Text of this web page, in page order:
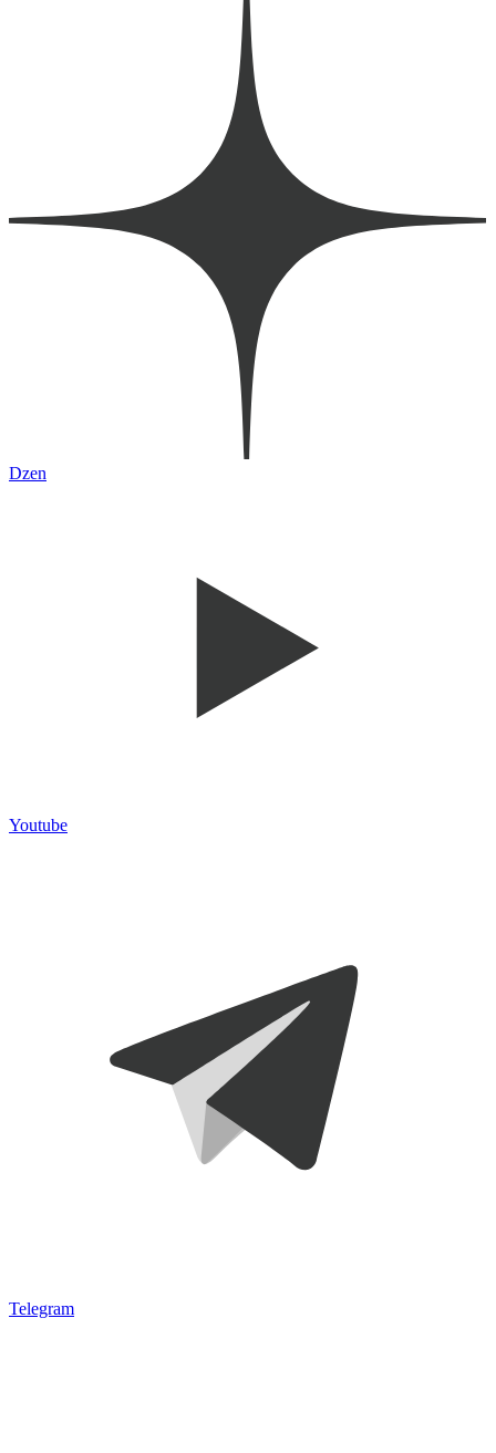
Dzen
Youtube
Telegram